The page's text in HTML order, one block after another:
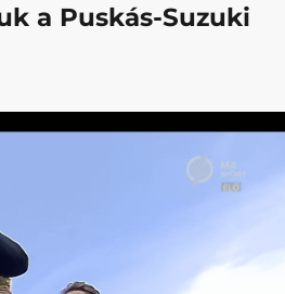
a Puskás-Suzuki